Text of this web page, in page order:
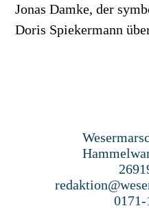
Jonas Damke, der
Doris Spiekermann
0171-